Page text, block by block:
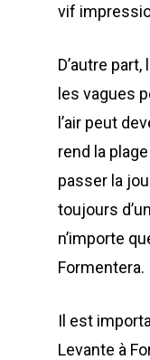
vif
D’autre
les vagues
l’air peut
rend la
passer la
toujours
n’importe
Formentera.
Il est
Levante à